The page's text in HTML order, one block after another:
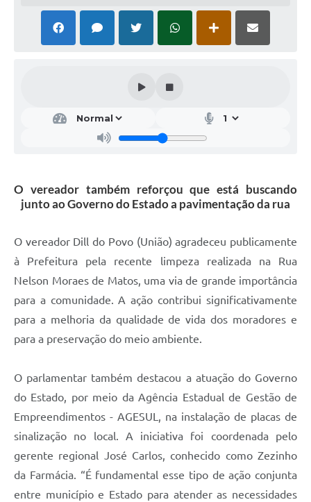
O vereador também reforçou que está buscando
junto ao Governo do Estado a pavimentação da rua
O vereador Dill do Povo (União) agradeceu publicamente
à Prefeitura pela recente limpeza realizada na Rua
Nelson Moraes de Matos, uma via de grande importância
para a comunidade. A ação contribui significativamente
para a melhoria da qualidade de vida dos moradores e
para a preservação do meio ambiente.
O parlamentar também destacou a atuação do Governo
do Estado, por meio da Agência Estadual de Gestão de
Empreendimentos - AGESUL, na instalação de placas de
sinalização no local. A iniciativa foi coordenada pelo
gerente regional José Carlos, conhecido como Zezinho
da Farmácia. “É fundamental esse tipo de ação conjunta
entre município e Estado para atender as necessidades